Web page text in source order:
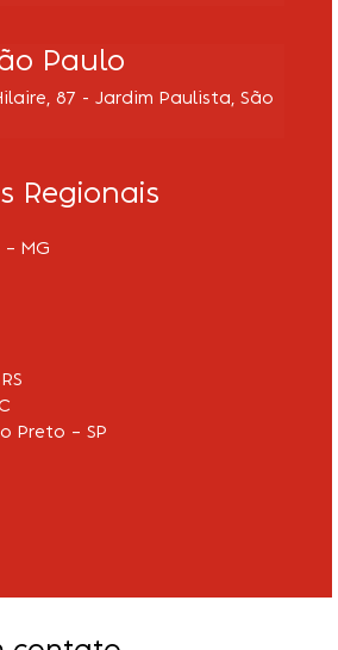
Paulo
87 - Jardim Paulista, São
Regionais
MG
Preto – SP